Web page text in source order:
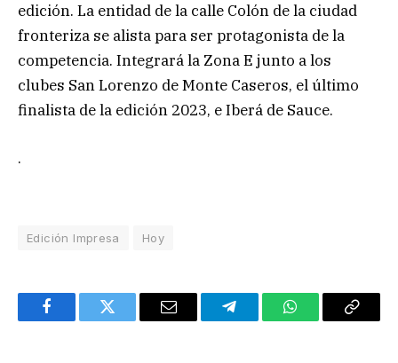
edición. La entidad de la calle Colón de la ciudad
fronteriza se alista para ser protagonista de la
competencia. Integrará la Zona E junto a los
clubes San Lorenzo de Monte Caseros, el último
finalista de la edición 2023, e Iberá de Sauce.
.
Edición Impresa Hoy
FacebookTwitter Email TelegramWhatsAppCopy